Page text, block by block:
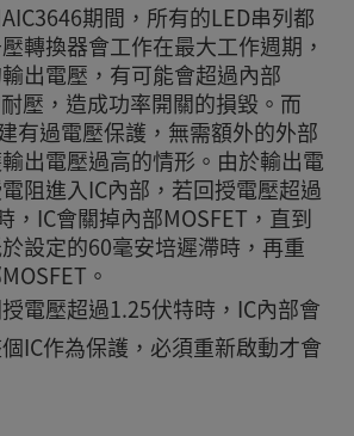
期間，所有的LED串列都
轉換器會工作在最大工作週期，
出電壓，有可能會超過內部
壓，造成功率開關的損毀。而
有過電壓保護，無需額外的外部
出電壓過高的情形。由於輸出電
阻進入IC內部，若回授電壓超過
，IC會關掉內部MOSFET，直到
設定的60毫安培遲滯時，再重
。
電壓超過1.25伏特時，IC內部會
IC作為保護，必須重新啟動才會